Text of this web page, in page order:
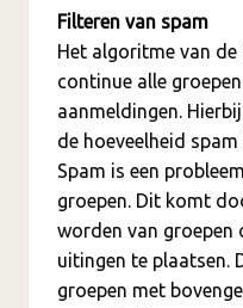
Filteren van spam
Het algoritme van
continue alle
aanmeldingen.
de hoeveelheid
Spam is een
groepen. Dit komt
worden van groepen
uitingen te plaatsen.
groepen met